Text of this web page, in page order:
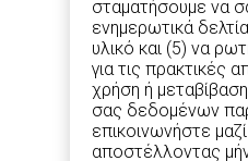
σταματήσουμε να
ενημερωτικά
υλικό και (5) να
για τις πρακτικές
χρήση ή
σας δεδομένων
επικοινωνήστε
αποστέλλοντας